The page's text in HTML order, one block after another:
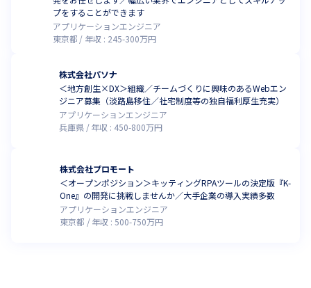
プをすることができます
アプリケーションエンジニア
東京都
年収 : 245-300万円
株式会社パソナ
＜地方創生×DX＞組織／チームづくりに興味のあるWebエン
ジニア募集（淡路島移住／社宅制度等の独自福利厚生充実）
アプリケーションエンジニア
兵庫県
年収 : 450-800万円
株式会社プロモート
＜オープンポジション＞キッティングRPAツールの決定版『K-
One』の開発に挑戦しませんか／大手企業の導入実績多数
アプリケーションエンジニア
東京都
年収 : 500-750万円